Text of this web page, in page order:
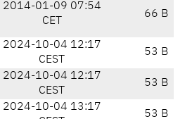
2014-01-09 07:54
CET
66 B
2024-10-04 12:17
CEST
53 B
2024-10-04 12:17
CEST
53 B
2024-10-04 13:17
53 B